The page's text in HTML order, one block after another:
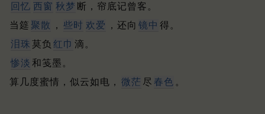
回忆 西窗 秋梦 断，帘底记曾客。
当筵 聚散 ， 些时 欢爱 ，还向 镜中 得。
泪珠 莫负 红巾 滴。
惨淡 和笺墨。
算几度蜜情，似云如电， 微茫 尽 春色 。